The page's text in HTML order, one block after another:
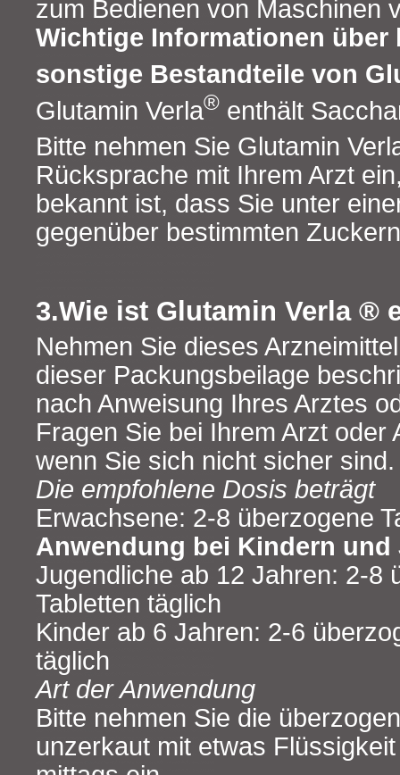
zum Bedienen von Maschinen
Wichtige Informationen über
sonstige Bestandteile von
Glutamin Verla® enthält
Bitte nehmen Sie Glutamin
Rücksprache mit Ihrem Arzt
bekannt ist, dass Sie unter
gegenüber bestimmten
3.Wie ist Glutamin Verla ®
Nehmen Sie dieses
dieser Packungsbeilage
nach Anweisung Ihres Arztes
Fragen Sie bei Ihrem Arzt oder
wenn Sie sich nicht sicher sind.
Die empfohlene Dosis beträgt
Erwachsene: 2-8 überzogene
Anwendung bei Kindern
Jugendliche ab 12 Jahren: 2-8
Tabletten täglich
Kinder ab 6 Jahren: 2-6
täglich
Art der Anwendung
Bitte nehmen Sie die
unzerkaut mit etwas